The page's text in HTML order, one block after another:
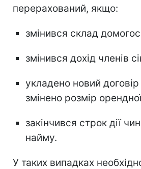
перерахований, якщо:
змінився склад
змінився дохід членів
укладено новий
змінено розмір
закінчився строк дії
найму.
У таких випадках